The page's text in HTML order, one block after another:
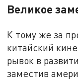
Великое
К тому же за
китайский
рывок в
заместив